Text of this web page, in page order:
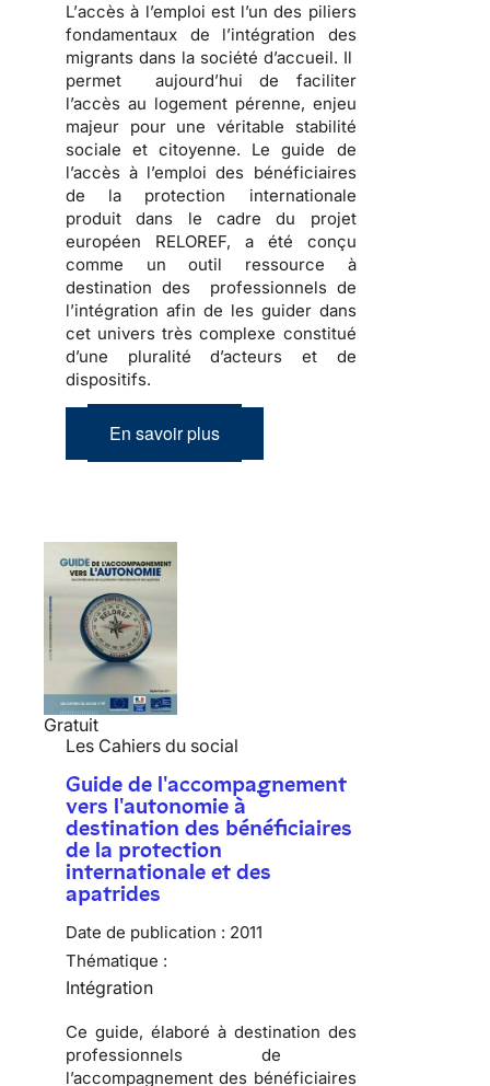
L’accès à l’emploi est l’un des piliers
fondamentaux de l’intégration des
migrants dans la société d’accueil. Il
permet aujourd’hui de faciliter
l’accès au logementpérenne, enjeu
majeur pour une véritable stabilité
sociale et citoyenne. Le guide de
l’accès à l’emploi des bénéficiaires
de la protection internationale
produit dans le cadre du projet
européen RELOREF, a été conçu
comme un outil ressource à
destination des professionnels de
l’intégration afin de les guider dans
cet univers très complexe constitué
d’une pluralité d’acteurs et de
dispositifs.
En savoir plus
Gratuit
Les Cahiers du social
Guide de l'accompagnement
vers l'autonomie à
destination des bénéficiaires
de la protection
internationale et des
apatrides
Date de publication : 2011
Thématique :
Intégration
Ce guide, élaboré à destination des
professionnels de
l’accompagnement des bénéficiaires